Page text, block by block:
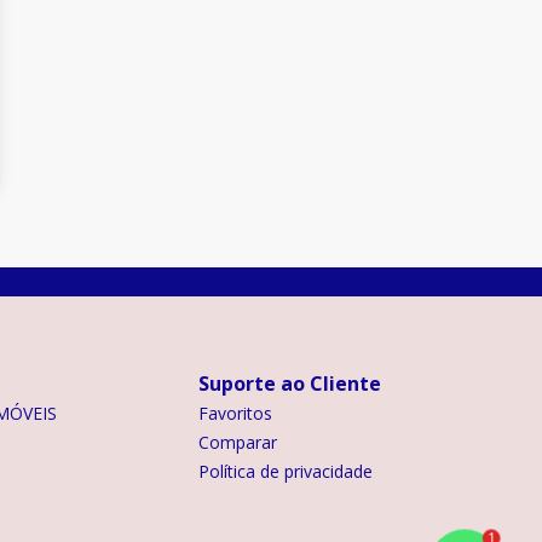
Suporte ao Cliente
Favoritos
Comparar
Política de privacidade
1